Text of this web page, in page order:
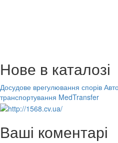
Нове в каталозі
Досудове врегулювання спорів
транспортування MedTransfer
Ваші коментарі